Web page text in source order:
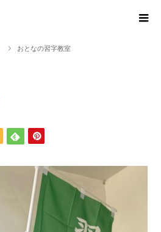
おとなの習字教室